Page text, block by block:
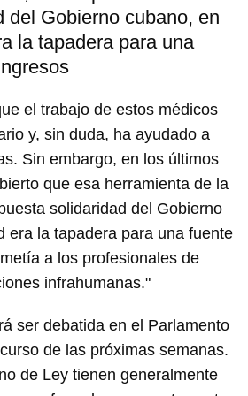
del Gobierno cubano, en
la tapadera para una
el trabajo de estos médicos
y, sin duda, ha ayudado a
Sin embargo, en los últimos
que esa herramienta de la
solidaridad del Gobierno
era la tapadera para una fuente
a los profesionales de
infrahumanas."
ser debatida en el Parlamento
de las próximas semanas.
de Ley tienen generalmente